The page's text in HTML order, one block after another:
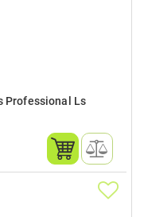
Professional Ls